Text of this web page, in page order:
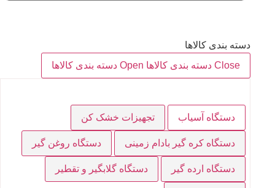
دسته بندی کالاها
Close دسته بندی کالاها
Open دسته بندی کالاها
دستگاه آسیاب تجهیزات خشک کن
دستگاه کره گیر بادام زمینی دستگاه روغن گیر
دستگاه ارده گیر دستگاه گلابگیر و تقطیر